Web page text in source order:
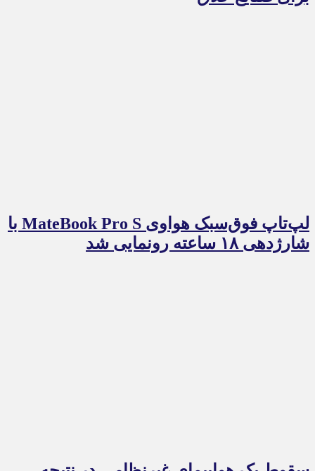
لپ‌تاپ فوق‌سبک هواوی MateBook Pro S با
شارژدهی ۱۸ ساعته رونمایی شد